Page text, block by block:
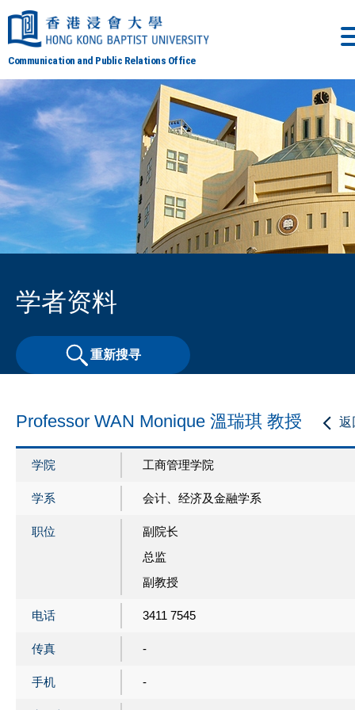
Communication and Public Relations Office
学者资料
重新搜寻
返
Professor WAN Monique 溫瑞琪 教授
学院 工商管理学院
学系 会计、经济及金融学系
职位
副院长
总监
副教授
电话 3411 7545
传真 -
手机 -